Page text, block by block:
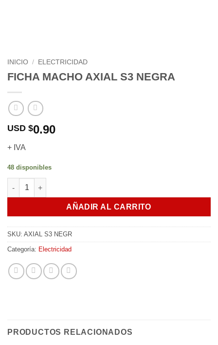
INICIO / ELECTRICIDAD
FICHA MACHO AXIAL S3 NEGRA
USD $0.90
+ IVA
48 disponibles
FICHA MACHO AXIAL S3 NEGRA cantidad
AÑADIR AL CARRITO
SKU: AXIAL S3 NEGR
Categoría: Electricidad
PRODUCTOS RELACIONADOS